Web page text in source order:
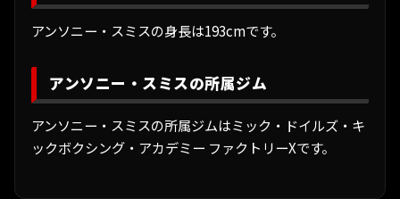
アンソニー・スミスの身長は193cmです。
アンソニー・スミスの所属ジム
アンソニー・スミスの所属ジムはミック・ドイルズ・キ
ックボクシング・アカデミー ファクトリーXです。